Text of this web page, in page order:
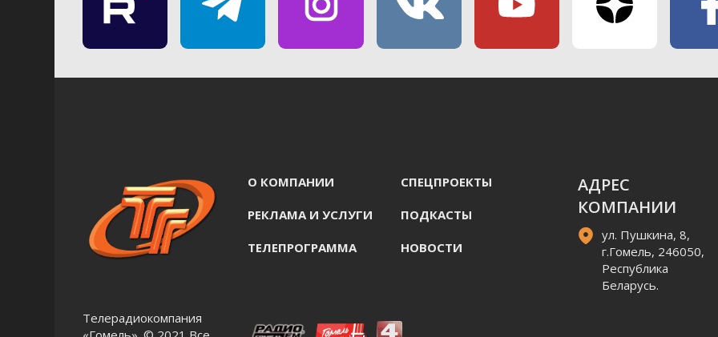
Телерадиокомпания
О КОМПАНИИ СПЕЦПРОЕКТЫ
РЕКЛАМА И УСЛУГИ ПОДКАСТЫ
ТЕЛЕПРОГРАММА НОВОСТИ
АДРЕС
КОМПАНИИ
ул. Пушкина, 8,
г.Гомель, 246050,
Республика
Беларусь.